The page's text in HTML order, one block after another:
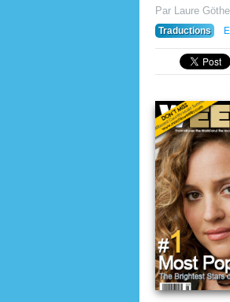
Par Laure
Traductions